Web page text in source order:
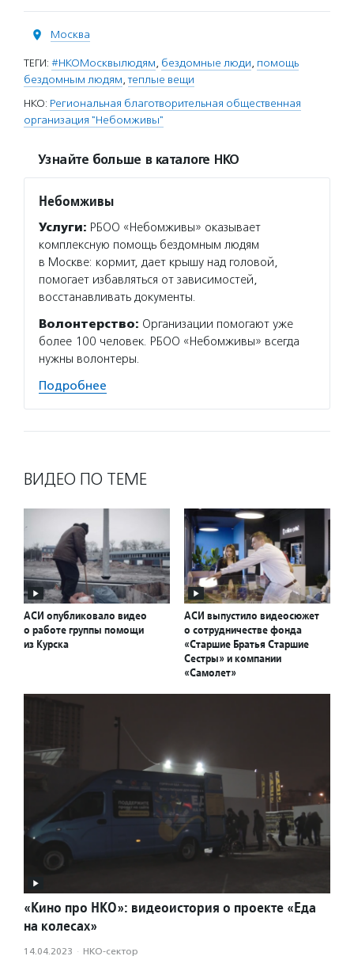
Москва
ТЕГИ: #НКОМосквылюдям, бездомные люди, помощь
бездомным людям,теплые вещи
НКО: Региональная благотворительная общественная
организация "Небомживы"
Узнайте больше в каталоге НКО
Небомживы
Услуги: РБОО «Небомживы» оказывает
комплексную помощь бездомным людям
в Москве: кормит, дает крышу над головой,
помогает избавляться от зависимостей,
восстанавливать документы.
Волонтерство: Организации помогают уже
более 100 человек. РБОО «Небомживы» всегда
нужны волонтеры.
Подробнее
ВИДЕО ПО ТЕМЕ
АСИ опубликовало видео
о работе группы помощи
из Курска
АСИ выпустило видеосюжет
о сотрудничестве фонда
«Старшие Братья Старшие
Сестры» и компании
«Самолет»
«Кино про НКО»: видеоистория о проекте «Еда
на колесах»
14.04.2023 · НКО-сектор